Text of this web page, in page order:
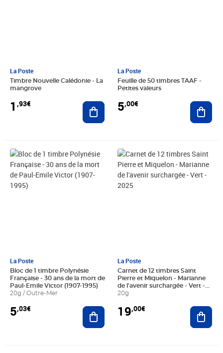
La Poste
Timbre Nouvelle Calédonie - La
mangrove
1 ,93€ Ajouter au panier
La Poste
Feuille de 50 timbres TAAF -
Petites valeurs
5,00€
La Poste
Bloc de 1 timbre Polynésie
Française - 30 ans de la mort de
Paul-Emile Victor (1907-1995)
20g / Outre-Mer
5,03€
Prix 5,03€
Ajouter au panier
La Poste
Carnet de 12 timbres Saint
Pierre et Miquelon - Marianne
de l'avenir surchargée - Vert -
2025
20g
19,00€
Prix 19,00€